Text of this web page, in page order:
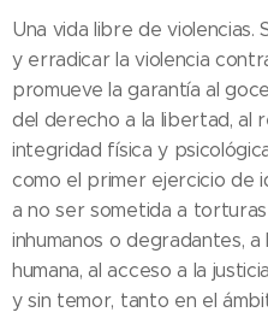
Una vida libre de violencias.
y erradicar la violencia
promueve la garantía al
del derecho a la libertad, al
integridad física y
como el primer ejercicio de
a no ser sometida a
inhumanos o degradantes,
humana, al acceso a la
y sin temor, tanto en el